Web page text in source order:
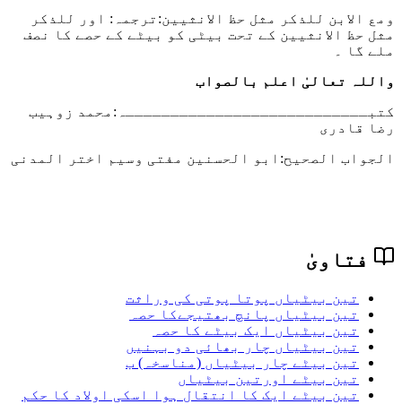
ومع الابن للذکر مثل حظ الانثیین: ترجمہ: اور
للذکر
مثل حظ الانثیین کے تحت بیٹی کو بیٹے کے حصے کا نصف
ملے گا ۔
واللہ تعالیٰ اعلم بالصواب
کتبـــــــــــــــــــــــــــہ:محمد زوہیب
رضا قادری
الجواب الصحیح: ابو الحسنین مفتی وسیم اختر المدنی
فتاویٰ
تین بیٹیاں پوتا پوتی کی وراثت
تین بیٹیاں پانچ بھتیجےکا حصہ
تین بیٹیاں ایک بیٹے کا حصہ
تین بیٹیاں چار بھائی دو بہنیں
تین بیٹے چار بیٹیاں (مناسخہ) ب
تین بیٹے اورتین بیٹیاں
تین بیٹے ایک کا انتقال ہوا اسکی اولاد کا حکم